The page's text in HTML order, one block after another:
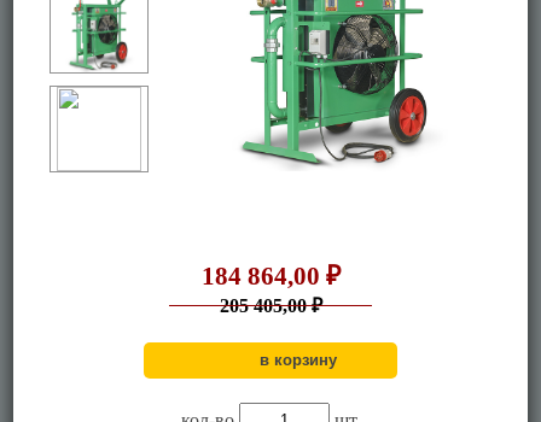
184 864,00 ₽
205 405,00 ₽